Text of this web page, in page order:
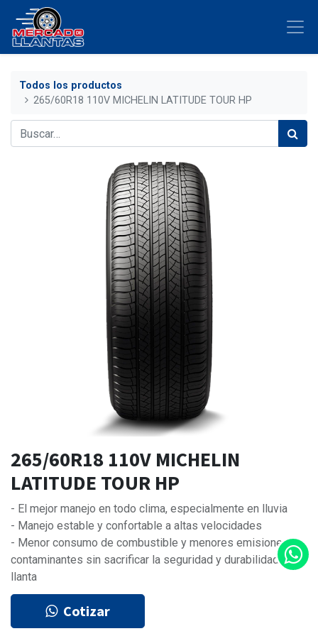
Todos los productos
265/60R18 110V MICHELIN LATITUDE TOUR HP
265/60R18 110V MICHELIN
LATITUDE TOUR HP
- El mejor manejo en todo clima, especialmente en lluvia
- Manejo estable y confortable a altas velocidades
- Menor consumo de combustible y menores emisiones
contaminantes sin sacrificar la seguridad y durabilidad de la
llanta
Cotizar